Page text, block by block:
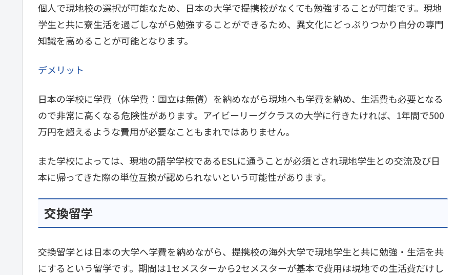
個人で現地校の選択が可能なため、日本の大学で提携校がなくても勉強することが可能です。現地
学生と共に寮生活を過ごしながら勉強することができるため、異文化にどっぷりつかり自分の専門
知識を高めることが可能となります。
デメリット
日本の学校に学費（休学費：国立は無償）を納めながら現地へも学費を納め、生活費も必要となる
ので非常に高くなる危険性があります。アイビーリーグクラスの大学に行きたければ、1年間で500
万円を超えるような費用が必要なこともまれではありません。
また学校によっては、現地の語学学校であるESLに通うことが必須とされ現地学生との交流及び日
本に帰ってきた際の単位互換が認められないという可能性があります。
交換留学
交換留学とは日本の大学へ学費を納めながら、提携校の海外大学で現地学生と共に勉強・生活を共
にするという留学です。期間は1セメスターから2セメスターが基本で費用は現地での生活費だけし